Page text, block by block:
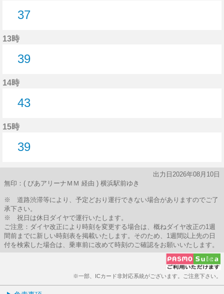
37
13時
39
14時
43
15時
39
出力日2026年08月10日
無印：( ぴあアリーナＭＭ 経由 ) 横浜駅前ゆき
※ 道路渋滞等により、予定どおり運行できない場合がありますのでご了
承下さい。
※ 祝日は休日ダイヤで運行いたします。
ご注意：ダイヤ改正により時刻を変更する場合は、概ねダイヤ改正の1週
間前までに新しい時刻表を掲載いたします。そのため、1週間以上先の日
付を検索した場合は、乗車前に改めて時刻のご確認をお願いいたします。
※一部、ICカード非対応系統がございます。ご注意下さい。